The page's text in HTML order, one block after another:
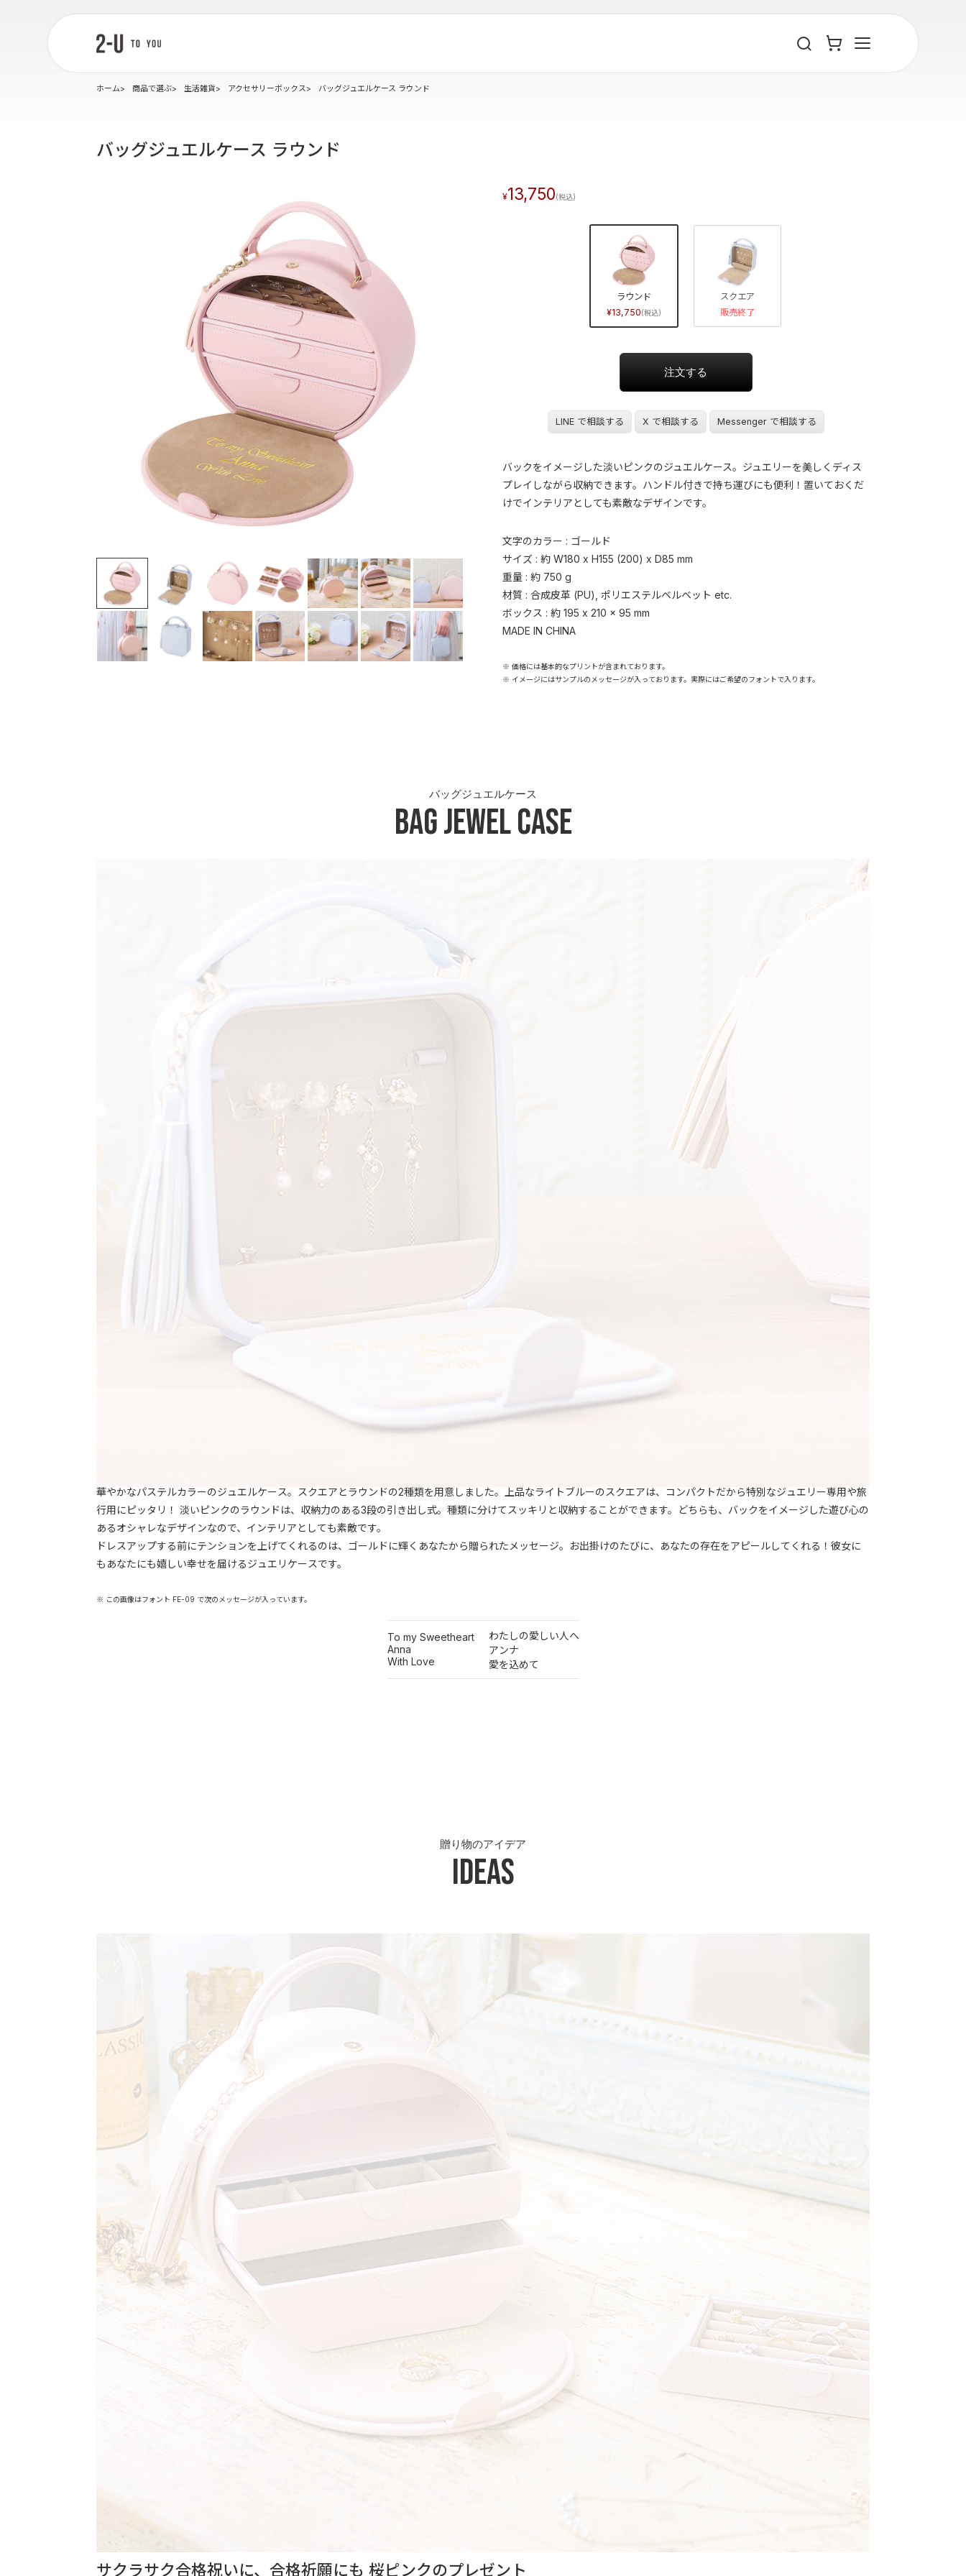
ホーム 商品で選ぶ 生活雑貨 アクセサリーボックス バッグジュエルケース ラウンド
バッグジュエルケース ラウンド
13,750
ラウンド
13,750
スクエア
販売終了
LINE で相談する X で相談する Messenger で相談する
バックをイメージした淡いピンクのジュエルケース。ジュエリーを美しくディス
プレイしながら収納できます。ハンドル付きで持ち運びにも便利！置いておくだ
けでインテリアとしても素敵なデザインです。
文字のカラー : ゴールド
サイズ : 約 W180 x H155 (200) x D85 mm
重量 : 約 750 g
材質 : 合成皮革 (PU), ポリエステルベルベット etc.
ボックス : 約 195 x 210 x 95 mm
MADE IN CHINA
※ 価格には基本的なプリントが含まれております。
※ イメージにはサンプルのメッセージが入っております。実際にはご希望のフォントで入ります。
Bag Jewel Case
バッグジュエルケース
華やかなパステルカラーのジュエルケース。スクエアとラウンドの2種類を用意しました。上品なライトブルーのスクエアは、コンパクトだから特別なジュエリー専用や旅
行用にピッタリ！ 淡いピンクのラウンドは、収納力のある3段の引き出し式。種類に分けてスッキリと収納することができます。どちらも、バックをイメージした遊び心の
あるオシャレなデザインなので、インテリアとしても素敵です。
ドレスアップする前にテンションを上げてくれるのは、ゴールドに輝くあなたから贈られたメッセージ。お出掛けのたびに、あなたの存在をアピールしてくれる！彼女に
もあなたにも嬉しい幸せを届けるジュエリケースです。
※ この画像はフォント FE-09 で次のメッセージが入っています。
To my Sweetheart
Anna
With Love
わたしの愛しい人へ
アンナ
愛を込めて
Ideas
贈り物のアイデア
サクラサク合格祝いに、合格祈願にも 桜ピンクのプレゼント